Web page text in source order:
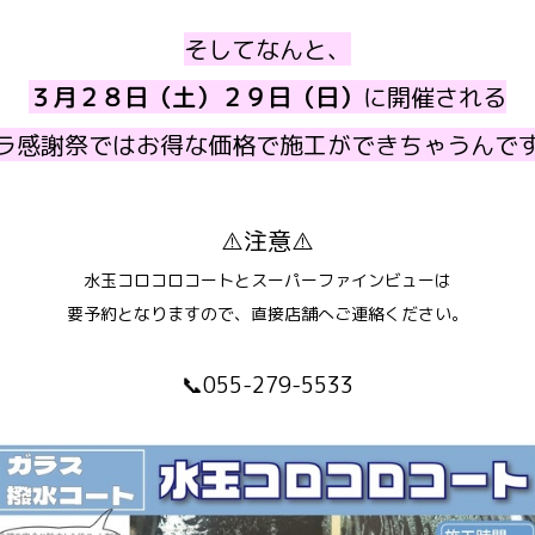
そしてなんと、
３月２８日（土）２９日（日） に開催される
感謝祭ではお得な価格で施工ができちゃうんで
⚠️注意⚠️
水玉コロコロコートとスーパーファインビューは
要予約となりますので、直接店舗へご連絡ください。
📞055-279-5533